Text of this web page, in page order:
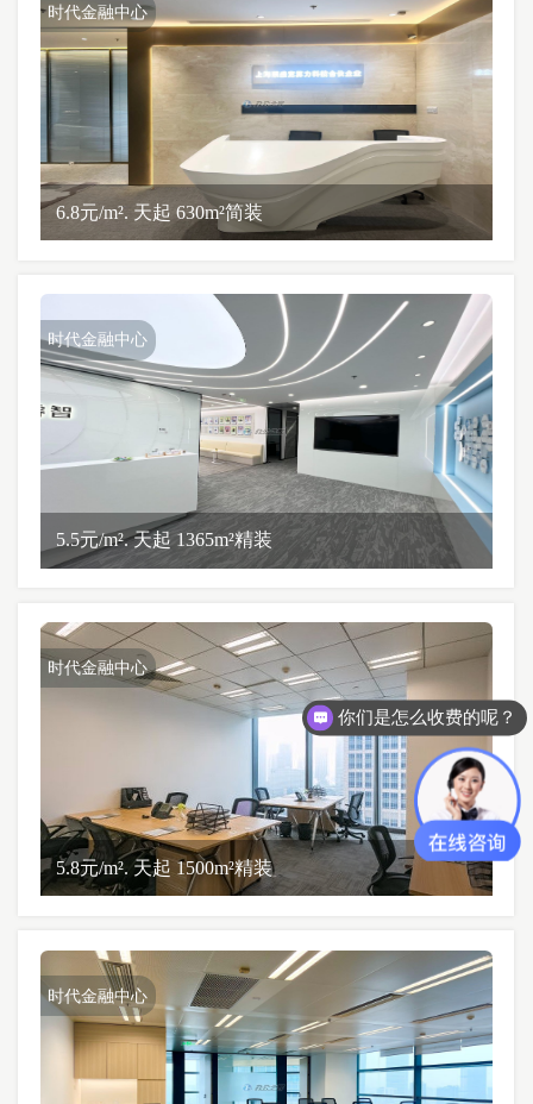
时代金融中心
6.8元/m². 天起 630m²简装
时代金融中心
5.5元/m². 天起 1365m²精装
时代金融中心
5.8元/m². 天起 1500m²精装
时代金融中心
你们是怎么收费的呢？